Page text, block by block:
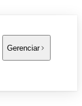
Gerenciar